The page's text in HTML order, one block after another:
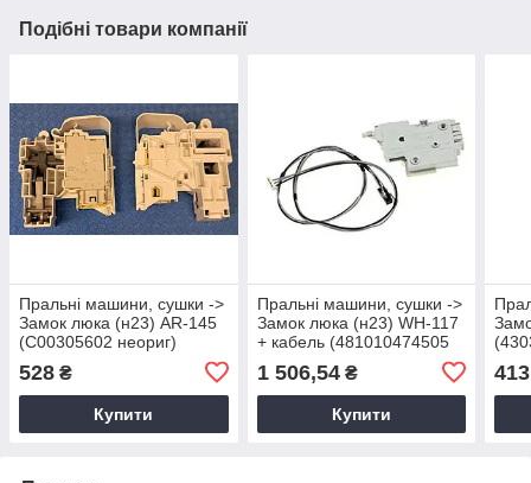
Подібні товари компанії
Пральні машини, сушки ->
Замок люка (н23) AR-145
(C00305602 неориг)
528 ₴
Купити
Пральні машини, сушки ->
Замок люка (н23) WH-117
+ кабель (481010474505
1 506,54₴
Купити
413